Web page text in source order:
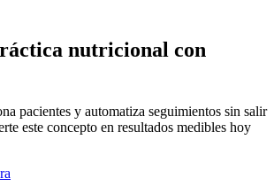
nutricional con
pacientes y automatiza seguimientos sin salir
este concepto en resultados medibles hoy